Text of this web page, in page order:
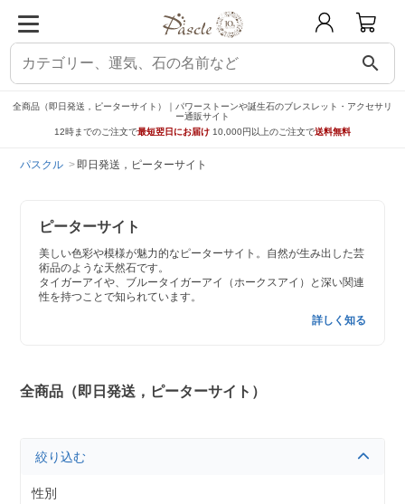
search
全商品（即日発送，ピーターサイト）｜パワーストーンや誕生石のブレスレット・アクセサリ
ー通販サイト
12時までのご注文で最短翌日にお届け 10,000円以上のご注文で送料無料
パスクル 即日発送，ピーターサイト
ピーターサイト
美しい色彩や模様が魅力的なピーターサイト。自然が生み出した芸
術品のような天然石です。
タイガーアイや、ブルータイガーアイ（ホークスアイ）と深い関連
性を持つことで知られています。
詳しく知る
全商品（即日発送，ピーターサイト）
絞り込む
性別